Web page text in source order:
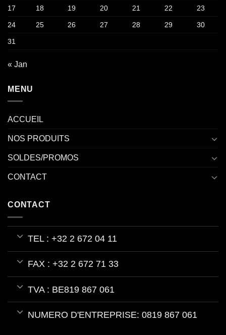
17 18 19 20 21 22 23
24 25 26 27 28 29 30
31
« Jan
MENU
ACCUEIL
NOS PRODUITS
SOLDES/PROMOS
CONTACT
CONTACT
TEL : +32 2 672 04 11
FAX : +32 2 672 71 33
TVA : BE819 867 061
NUMERO D'ENTREPRISE: 0819 867 061